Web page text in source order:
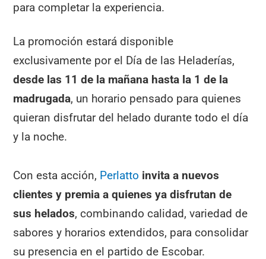
para completar la experiencia.
La promoción estará disponible
exclusivamente por el Día de las Heladerías,
desde las 11 de la mañana hasta la 1 de la
madrugada, un horario pensado para quienes
quieran disfrutar del helado durante todo el día
y la noche.
Con esta acción, Perlatto invita a nuevos
clientes y premia a quienes ya disfrutan de
sus helados, combinando calidad, variedad de
sabores y horarios extendidos, para consolidar
su presencia en el partido de Escobar.